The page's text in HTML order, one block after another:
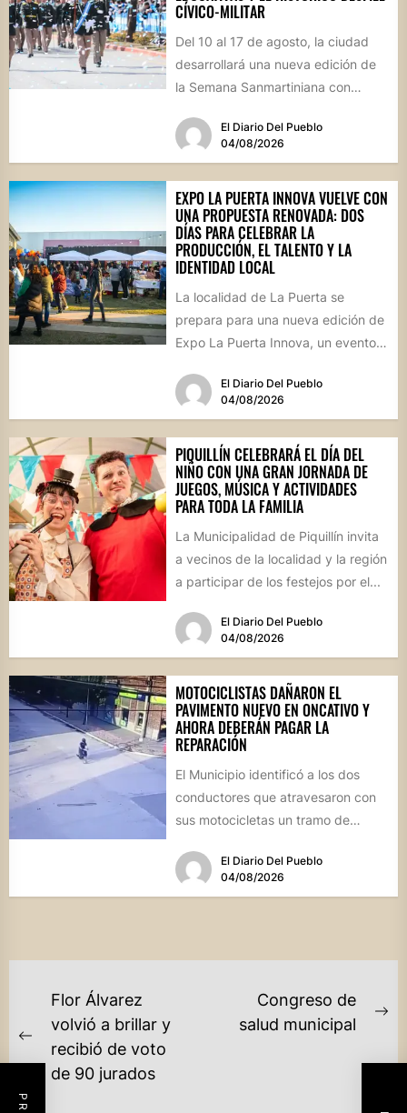
CÍVICO-MILITAR
Del 10 al 17 de agosto, la ciudad
desarrollará una nueva edición de
la Semana Sanmartiniana con
El Diario Del Pueblo
04/08/2026
EXPO LA PUERTA INNOVA VUELVE CON
UNA PROPUESTA RENOVADA: DOS
DÍAS PARA CELEBRAR LA
PRODUCCIÓN, EL TALENTO Y LA
IDENTIDAD LOCAL
La localidad de La Puerta se
prepara para una nueva edición de
Expo La Puerta Innova, un evento
El Diario Del Pueblo
04/08/2026
PIQUILLÍN CELEBRARÁ EL DÍA DEL
NIÑO CON UNA GRAN JORNADA DE
JUEGOS, MÚSICA Y ACTIVIDADES
PARA TODA LA FAMILIA
La Municipalidad de Piquillín invita
a vecinos de la localidad y la región
a participar de los festejos por el...
El Diario Del Pueblo
04/08/2026
MOTOCICLISTAS DAÑARON EL
PAVIMENTO NUEVO EN ONCATIVO Y
AHORA DEBERÁN PAGAR LA
REPARACIÓN
El Municipio identificó a los dos
conductores que atravesaron con
sus motocicletas un tramo de
calle...
El Diario Del Pueblo
04/08/2026
NAVEGACIÓN
DE
ENTRADAS
Previous
post:
Flor Álvarez
volvió a brillar y
recibió de voto
de 90 jurados
Congreso de
salud municipal